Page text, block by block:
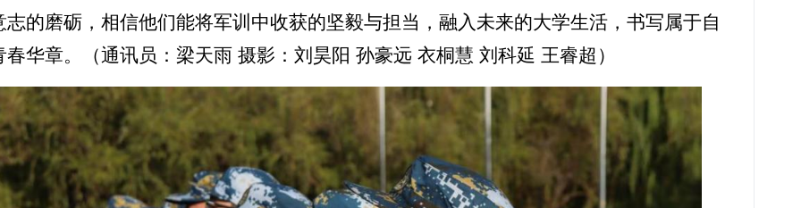
志的磨砺，相信他们能将军训中收获的坚毅与担当，融入未来的大学生活，书写属于自
春华章。（通讯员：梁天雨 摄影：刘昊阳 孙豪远 衣桐慧 刘科延 王睿超）